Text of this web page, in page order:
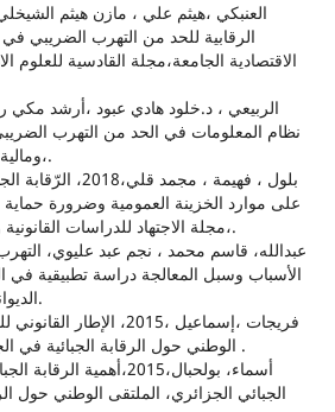
الرقابية للحد من التهرب الضريبي في
نظام المعلومات في الحد من التهرب
ومالية ،العراق ،المجلد 8 عدد24،.
على موارد الخزينة العمومية وضرورة
مجلة الاجتهاد للدراسات القانونية والاقتصادية ، مجلد7 عدد6،.
الأسباب وسبل المعالجة دراسة تطبيقية في
الديوانية،المجلد13 عدد3، 2011.
الوطني حول الرقابة الجبائية في الجزائر، جامعة 29/8 اكتوبر .
الجبائي الجزائري، الملتقى الوطني حول